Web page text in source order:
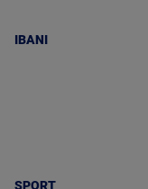
IBANI
SPORT